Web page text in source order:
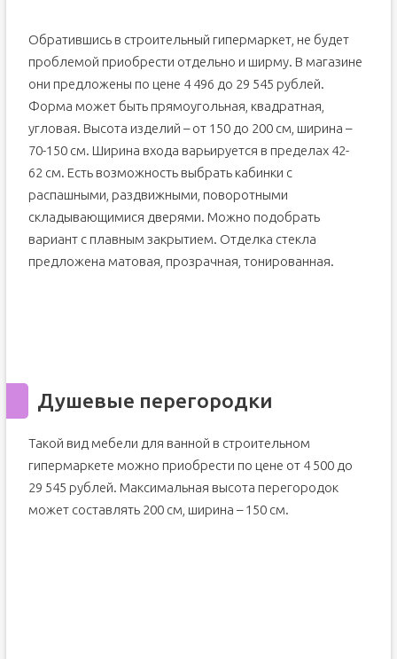
Обратившись в строительный гипермаркет, не будет
проблемой приобрести отдельно и ширму. В магазине
они предложены по цене 4 496 до 29 545 рублей.
Форма может быть прямоугольная, квадратная,
угловая. Высота изделий – от 150 до 200 см, ширина –
70-150 см. Ширина входа варьируется в пределах 42-
62 см. Есть возможность выбрать кабинки с
распашными, раздвижными, поворотными
складывающимися дверями. Можно подобрать
вариант с плавным закрытием. Отделка стекла
предложена матовая, прозрачная, тонированная.
Душевые перегородки
Такой вид мебели для ванной в строительном
гипермаркете можно приобрести по цене от 4 500 до
29 545 рублей. Максимальная высота перегородок
может составлять 200 см, ширина – 150 см.